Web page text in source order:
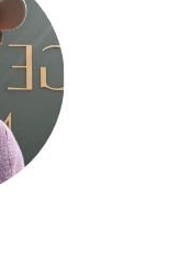
Servicio de
(USCIS).
ayudaré a
centro